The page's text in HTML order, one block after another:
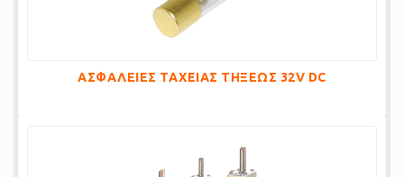
ΑΣΦΑΛΕΙΕΣ ΤΑΧΕΙΑΣ ΤΗΞΕΩΣ 32V DC